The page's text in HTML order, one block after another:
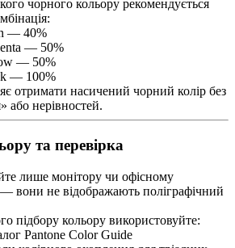
чорного кольору рекомендується
— 40%
— 50%
— 50%
— 100%
отримати насичений чорний колір без
або нерівностей.
та перевірка
лише монітору чи офісному
вони не відображають поліграфічний
підбору кольору використовуйте:
Pantone Color Guide